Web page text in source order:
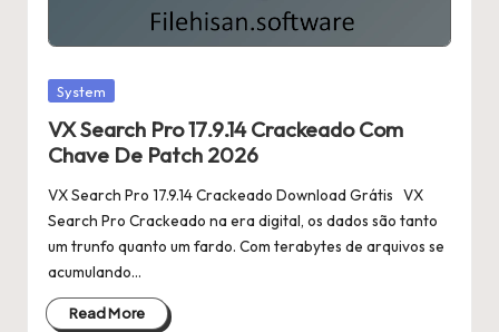
Posted
System
VX Search Pro 17.9.14 Crackeado Com
Chave De Patch 2026
VX Search Pro 17.9.14 Crackeado Download Grátis VX
Search Pro Crackeado na era digital, os dados são tanto
um trunfo quanto um fardo. Com terabytes de arquivos se
acumulando…
Read More